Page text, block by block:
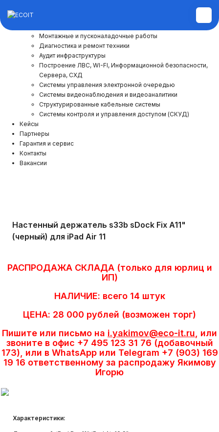
Монтажные и пусконаладочные работы
Диагностика и ремонт техники
Аудит инфраструктуры
Построение ЛВС, WI-FI, Информационной безопасности,
Сервера, СХД
Системы управления электронной очередью
Системы видеонаблюдения и видеоаналитики
Структурированные кабельные системы
Системы контроля и управления доступом (СКУД)
Кейсы
Партнеры
Гарантия и сервис
Контакты
Вакансии
Настенный держатель s33b sDock Fix A11"
(черный) для iPad Air 11
РАСПРОДАЖА СКЛАДА (только для юрлиц и
ИП)
НАЛИЧИЕ: всего 14 штук
ЦЕНА: 28 000 рублей (возможен торг)
Пишите или письмо на i.yakimov@eco-it.ru , или
звоните в офис +7 495 123 31 76 (добавочный
173), или в WhatsApp или Telegram +7 (903) 169
19 16 ответственному за распродажу Якимову
Игорю
Характеристики: